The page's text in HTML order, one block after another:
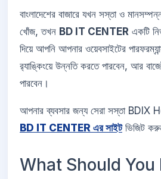
বাংলাদেশের বাজারে যখন সস্তা ও
খোঁজ, তখন BD IT CENTER একটি
দিয়ে আপনি আপনার ওয়েবসাইটের
র‍্যাঙ্কিংয়ে উন্নতি করতে পারবেন, আর
পারবেন।
আপনার ব্যবসার জন্য সেরা সস্তা
BD IT CENTER এর সাইটভিজিট
What Should You